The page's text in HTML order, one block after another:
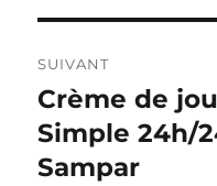
SUIVANT
Publication
suivante :
Crème de
Simple 24h/
Sampar